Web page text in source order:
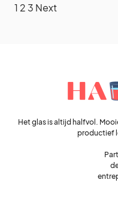
1 2 3 Next
Het glas is altijd halfvol.
productief